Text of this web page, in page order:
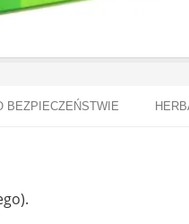
BEZPIECZEŃSTWIE